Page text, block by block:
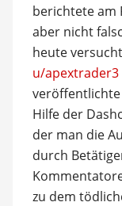
berichtete am
aber nicht
heute
u/apextrader3
Hilfe der
der man die
durch
zu dem